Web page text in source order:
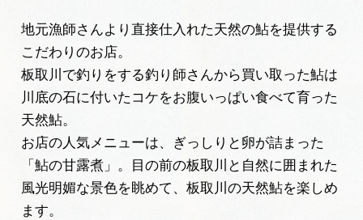
地元漁師さんより直接仕入れた天然の鮎を提供する
こだわりのお店。
板取川で釣りをする釣り師さんから買い取った鮎は
川底の石に付いたコケをお腹いっぱい食べて育った
天然鮎。
お店の人気メニューは、ぎっしりと卵が詰まった
「鮎の甘露煮」。目の前の板取川と自然に囲まれた
風光明媚な景色を眺めて、板取川の天然鮎を楽しめ
ます。